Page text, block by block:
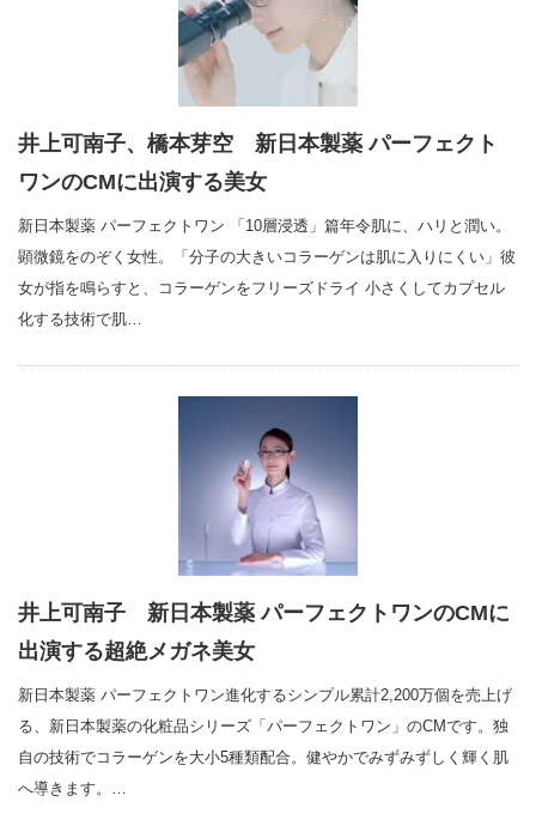
井上可南子、橋本芽空 新日本製薬 パーフェクト
ワンのCMに出演する美女
新日本製薬 パーフェクトワン 「10層浸透」篇年令肌に、ハリと潤い。
顕微鏡をのぞく女性。「分子の大きいコラーゲンは肌に入りにくい」彼
女が指を鳴らすと、コラーゲンをフリーズドライ 小さくしてカプセル
化する技術で肌…
井上可南子 新日本製薬 パーフェクトワンのCMに
出演する超絶メガネ美女
新日本製薬 パーフェクトワン進化するシンプル累計2,200万個を売上げ
る、新日本製薬の化粧品シリーズ「パーフェクトワン」のCMです。独
自の技術でコラーゲンを大小5種類配合。健やかでみずみずしく輝く肌
へ導きます。…